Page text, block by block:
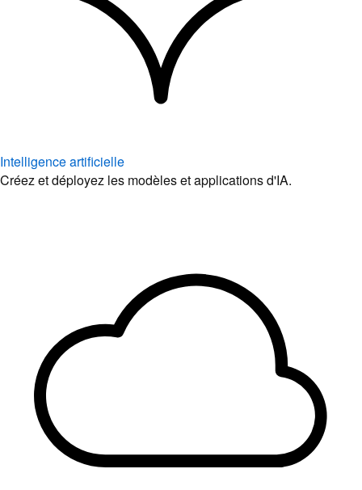
Intelligence artificielle
Créez et déployez les modèles et applications d'IA.